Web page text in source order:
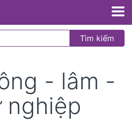
Tìm kiếm
- lâm -
nghiệp